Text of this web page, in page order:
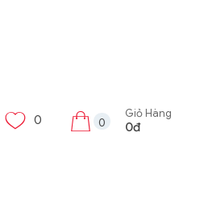
0 0
Giỏ Hàng
0đ